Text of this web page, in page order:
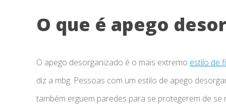
O que é apego
O apego desorganizado é o mais extremo estilo de
diz a mbg. Pessoas com um estilo de apego
também erguem paredes para se protegerem de